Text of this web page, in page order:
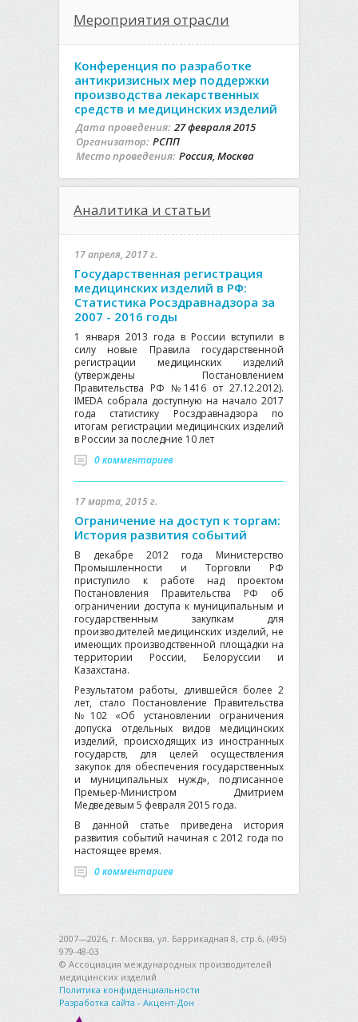
Мероприятия отрасли
Конференция по разработке
антикризисных мер поддержки
производства лекарственных
средств и медицинских изделий
Дата проведения: 27 февраля 2015
Организатор: РСПП
Место проведения: Россия, Москва
Аналитика и статьи
17 апреля, 2017 г.
Государственная регистрация
медицинских изделий в РФ:
Статистика Росздравнадзора за
2007 - 2016 годы
1 января 2013 года в России вступили в
силу новые Правила государственной
регистрации медицинских изделий
(утверждены Постановлением
Правительства РФ №1416 от 27.12.2012).
IMEDA собрала доступную на начало 2017
года статистику Росздравнадзора по
итогам регистрации медицинских изделий
в России за последние 10 лет
0 комментариев
17 марта, 2015 г.
Ограничение на доступ к торгам:
История развития событий
В декабре 2012 года Министерство
Промышленности и Торговли РФ
приступило к работе над проектом
Постановления Правительства РФ об
ограничении доступа к муниципальным и
государственным закупкам для
производителей медицинских изделий, не
имеющих производственной площадки на
территории России, Белоруссии и
Казахстана.
Результатом работы, длившейся более 2
лет, стало Постановление Правительства
№102 «Об установлении ограничения
допуска отдельных видов медицинских
изделий, происходящих из иностранных
государств, для целей осуществления
закупок для обеспечения государственных
и муниципальных нужд», подписанное
Премьер-Министром Дмитрием
Медведевым 5 февраля 2015 года.
В данной статье приведена история
развития событий начиная с 2012 года по
настоящее время.
0 комментариев
2007—2026, г. Москва, ул. Баррикадная 8, стр.6, (495)
979-48-03
© Ассоциация международных производителей
медицинских изделий
Политика конфиденциальности
Разработка сайта - Акцент-Дон